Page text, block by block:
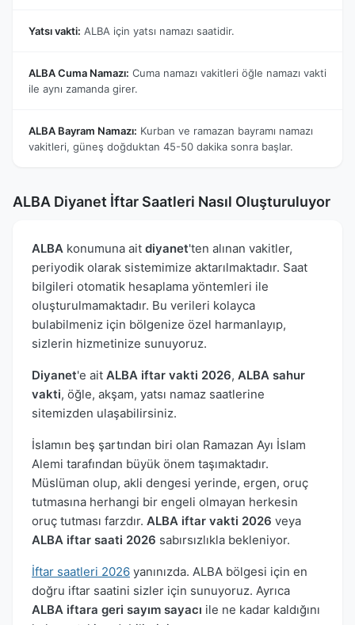
Yatsı vakti: ALBA için yatsı namazı saatidir.
ALBA Cuma Namazı: Cuma namazı vakitleri öğle namazı vakti
ile aynı zamanda girer.
ALBA Bayram Namazı: Kurban ve ramazan bayramı namazı
vakitleri, güneş doğduktan 45-50 dakika sonra başlar.
ALBA Diyanet İftar Saatleri Nasıl Oluşturuluyor
ALBA konumuna ait diyanet'ten alınan vakitler,
periyodik olarak sistemimize aktarılmaktadır. Saat
bilgileri otomatik hesaplama yöntemleri ile
oluşturulmamaktadır. Bu verileri kolayca
bulabilmeniz için bölgenize özel harmanlayıp,
sizlerin hizmetinize sunuyoruz.
Diyanet'e ait ALBA iftar vakti 2026, ALBA sahur
vakti, öğle, akşam, yatsı namaz saatlerine
sitemizden ulaşabilirsiniz.
İslamın beş şartından biri olan Ramazan Ayı İslam
Alemi tarafından büyük önem taşımaktadır.
Müslüman olup, akli dengesi yerinde, ergen, oruç
tutmasına herhangi bir engeli olmayan herkesin
oruç tutması farzdır. ALBA iftar vakti 2026 veya
ALBA iftar saati 2026 sabırsızlıkla bekleniyor.
İftar saatleri 2026 yanınızda. ALBA bölgesi için en
doğru iftar saatini sizler için sunuyoruz. Ayrıca
ALBA iftara geri sayım sayacı ile ne kadar kaldığını